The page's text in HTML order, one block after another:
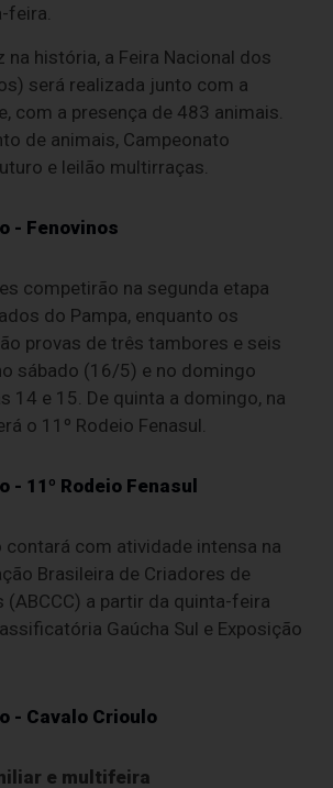
feira.
na história, a Feira Nacional dos
será realizada junto com a
com a presença de 483 animais.
de animais, Campeonato
e leilão multirraças.
- Fenovinos
competirão na segunda etapa
do Pampa, enquanto os
provas de três tambores e seis
sábado (16/5) e no domingo
14 e 15. De quinta a domingo, na
o 11º Rodeio Fenasul.
- 11º Rodeio Fenasul
contará com atividade intensa na
Brasileira de Criadores de
(ABCCC) a partir da quinta-feira
Gaúcha Sul e Exposição
- Cavalo Crioulo
e multifeira